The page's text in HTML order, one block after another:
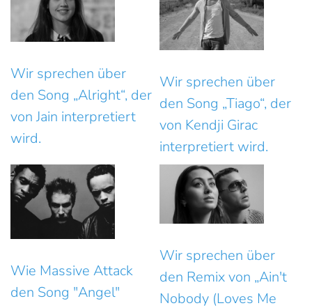
Wir sprechen über
den Song „Alright“, der
von Jain interpretiert
wird.
Wir sprechen über
den Song „Tiago“, der
von Kendji Girac
interpretiert wird.
Wie Massive Attack
den Song "Angel"
Wir sprechen über
den Remix von „Ain't
Nobody (Loves Me